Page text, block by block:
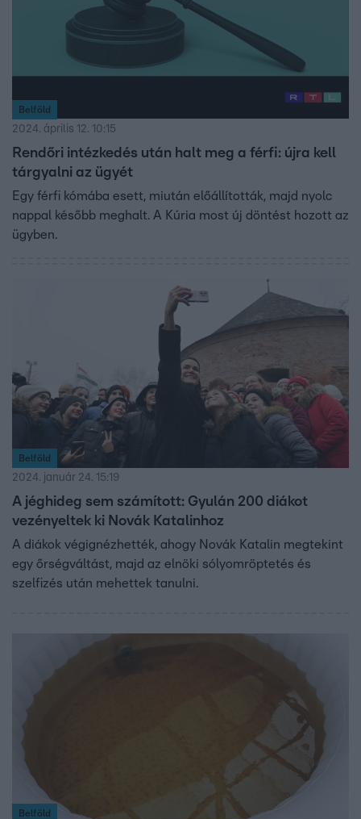
Belföld
2024. április 12. 10:15
Rendőri intézkedés után halt meg a férfi: újra kell
tárgyalni az ügyét
Egy férfi kómába esett, miután előállították, majd nyolc
nappal később meghalt. A Kúria most új döntést hozott az
ügyben.
Belföld
2024. január 24. 15:19
A jéghideg sem számított: Gyulán 200 diákot
vezényeltek ki Novák Katalinhoz
A diákok végignézhették, ahogy Novák Katalin megtekint
egy őrségváltást, majd az elnöki sólyomröptetés és
szelfizés után mehettek tanulni.
Belföld